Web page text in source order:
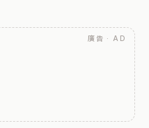
廣告 · AD